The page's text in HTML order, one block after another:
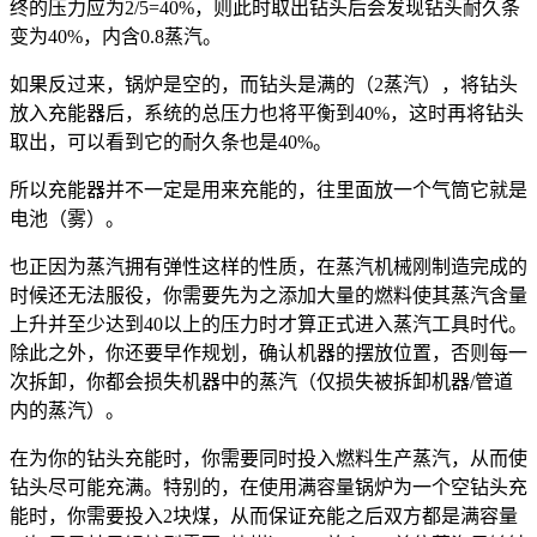
终的压力应为2/5=40%，则此时取出钻头后会发现钻头耐久条
变为40%，内含0.8蒸汽。
如果反过来，锅炉是空的，而钻头是满的（2蒸汽），将钻头
放入充能器后，系统的总压力也将平衡到40%，这时再将钻头
取出，可以看到它的耐久条也是40%。
所以充能器并不一定是用来充能的，往里面放一个气筒它就是
电池（雾）。
也正因为蒸汽拥有弹性这样的性质，在蒸汽机械刚制造完成的
时候还无法服役，你需要先为之添加大量的燃料使其蒸汽含量
上升并至少达到40以上的压力时才算正式进入蒸汽工具时代。
除此之外，你还要早作规划，确认机器的摆放位置，否则每一
次拆卸，你都会损失机器中的蒸汽（仅损失被拆卸机器/管道
内的蒸汽）。
在为你的钻头充能时，你需要同时投入燃料生产蒸汽，从而使
钻头尽可能充满。特别的，在使用满容量锅炉为一个空钻头充
能时，你需要投入2块煤，从而保证充能之后双方都是满容量